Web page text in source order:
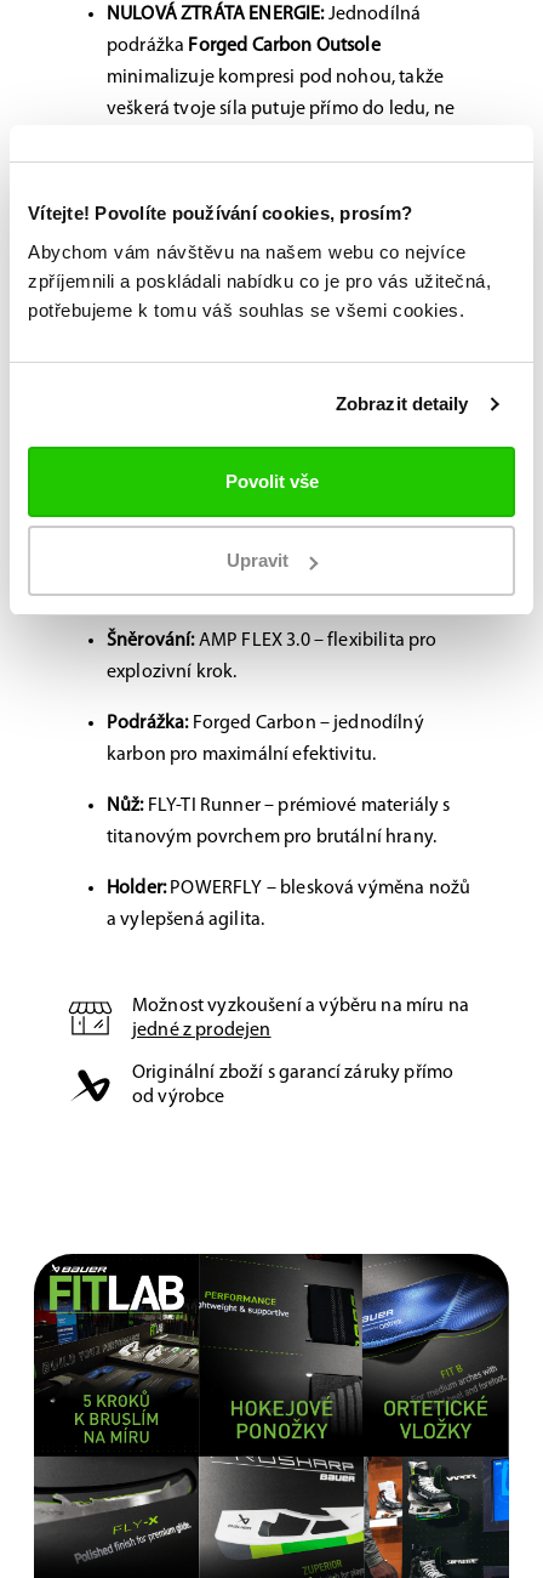
Vítejte! Povolíte používání cookies, prosím?
Abychom vám návštěvu na našem webu co nejvíce
zpříjemnili a poskládali nabídku co je pro vás užitečná,
potřebujeme k tomu váš souhlas se všemi cookies.
Zobrazit detaily
Povolit vše
Upravit
NULOVÁ ZTRÁTA ENERGIE:Jednodílná
podrážka Forged Carbon Outsole
minimalizuje kompresi pod nohou, takže
veškerá tvoje síla putuje přímo do ledu, ne
křídly ve tvaru X zvyšuje tuhost boty v
bognách a zlepšuje přenos energie při
manévrování.
zajistí, že se ti noha v brusli ani nepohne,
ti díky kombinaci
TECH-SPEC pro silné dravce:
12k CURV® Composite – maximální
podpora, minimální váha.
Šněrování:AMP FLEX 3.0 – flexibilita pro
explozivní krok.
Podrážka:Forged Carbon – jednodílný
karbon pro maximální efektivitu.
Nůž:FLY-TI Runner – prémiové materiály s
titanovým povrchem pro brutální hrany.
Holder:POWERFLY – blesková výměna nožů
a vylepšená agilita.
Možnost vyzkoušení a výběru na míru na
jedné z prodejen
Originální zboží s garancí záruky přímo
od výrobce